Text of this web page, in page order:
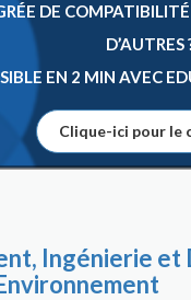
DE
D’AUTRES
EN 2 MIN AVEC
Clique-ici pour le
Ingénierie